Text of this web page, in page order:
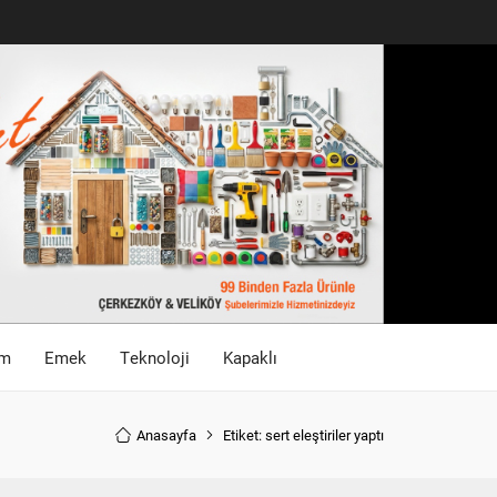
Emek Teknoloji Kapaklı
Anasayfa Etiket: sert eleştiriler yaptı